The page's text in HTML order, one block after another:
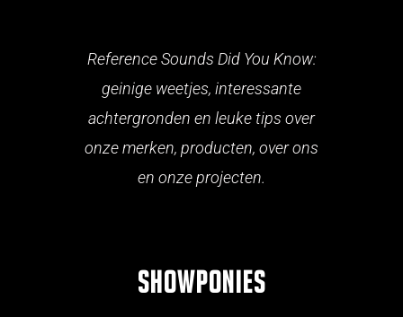
Reference Sounds Did You Know:
geinige weetjes, interessante
achtergronden en leuke tips over
onze merken, producten, over ons
en onze projecten.
Showponies